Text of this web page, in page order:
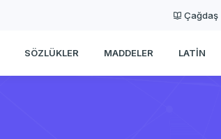
Çağdaş
SÖZLÜKLER MADDELER LATIN